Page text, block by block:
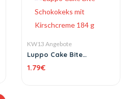
KW13 Angebote
Luppo Cake Bite
Kirschcreme 184 g
1.79€